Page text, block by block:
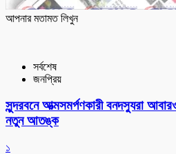
আপনার মতামত লিখুন
সর্বশেষ
জনপ্রিয়
সুন্দরবনে আত্মসমর্পণকারী বনদস্যুরা
নতুন আতঙ্ক
১